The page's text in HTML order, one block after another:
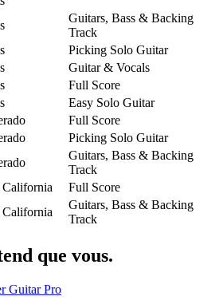
Guitars, Bass & Backing
Track
Picking Solo Guitar
Guitar & Vocals
Full Score
Easy Solo Guitar
Full Score
Picking Solo Guitar
Guitars, Bass & Backing
Track
Full Score
Guitars, Bass & Backing
Track
que vous.
Guitar Pro